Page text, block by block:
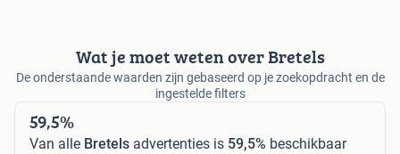
Wat je moet weten over Bretels
De onderstaande waarden zijn gebaseerd op je zoekopdracht en de
ingestelde filters
59,5%
Van alle Bretels advertenties is 59,5% beschikbaar